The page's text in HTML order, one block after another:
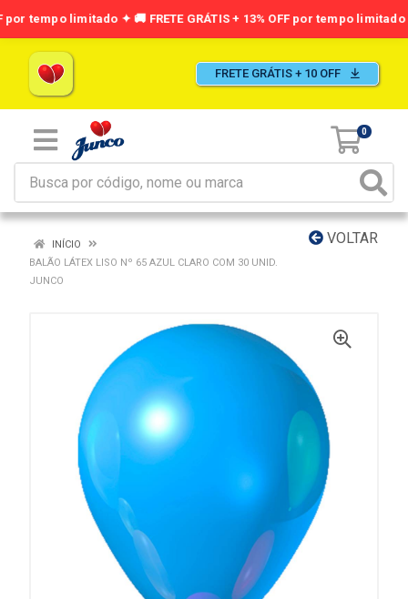
FRETE GRÁTIS + 10 OFF
0
VOLTAR
INÍCIO
BALÃO LÁTEX LISO Nº 65 AZUL CLARO COM 30 UNID.
JUNCO